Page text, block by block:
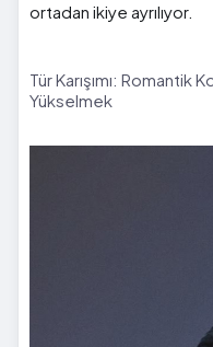
ortadan ikiye ayrılıyor.
Tür Karışımı: Romantik
Yükselmek